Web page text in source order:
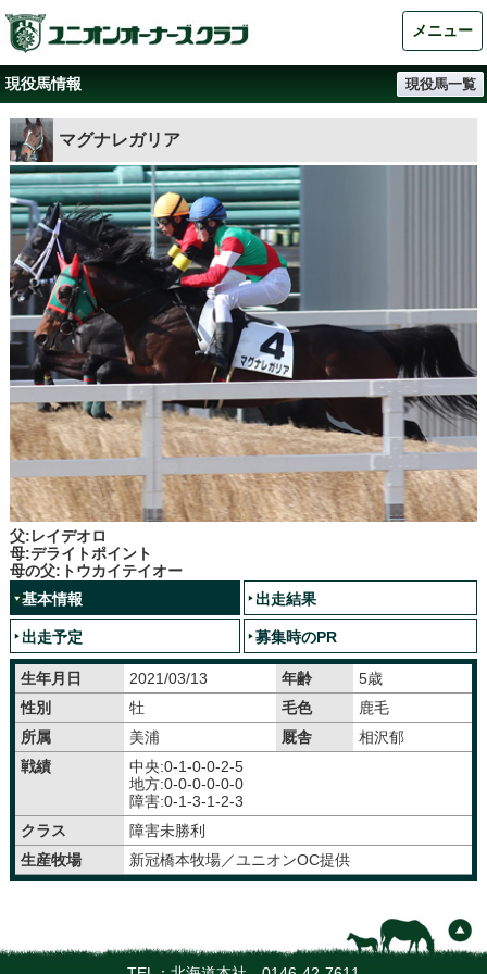
メニュー
現役馬情報 現役馬一覧
マグナレガリア
父:レイデオロ
母:デライトポイント
母の父:トウカイテイオー
基本情報
出走結果
出走予定 募集時のPR
生年月日 2021/03/13 年齢
5歳
性別
牡 毛色
鹿毛
所属
美浦 厩舎
相沢郁
戦績
中央:0-1-0-0-2-5
地方:0-0-0-0-0-0
障害:0-1-3-1-2-3
クラス
障害未勝利
生産牧場
新冠橋本牧場／ユニオンOC提供